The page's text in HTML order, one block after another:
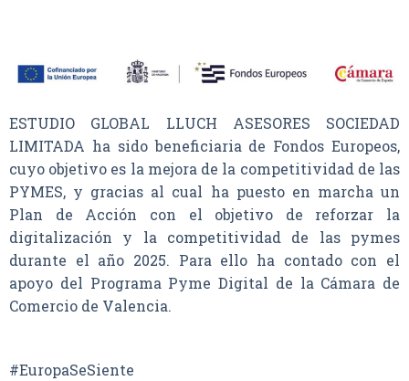
ESTUDIO GLOBAL LLUCH ASESORES SOCIEDAD
LIMITADA ha sido beneficiaria de Fondos Europeos,
cuyo objetivo es la mejora de la competitividad de las
PYMES, y gracias al cual ha puesto en marcha un
Plan de Acción con el objetivo de reforzar la
digitalización y la competitividad de las pymes
durante el año 2025. Para ello ha contado con el
apoyo del Programa Pyme Digital de la Cámara de
Comercio de Valencia.
#EuropaSeSiente